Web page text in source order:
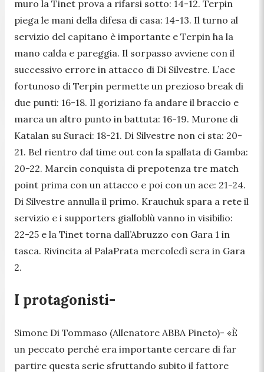
muro la Tinet prova a rifarsi sotto: 14-12. Terpin
piega le mani della difesa di casa: 14-13. Il turno al
servizio del capitano è importante e Terpin ha la
mano calda e pareggia. Il sorpasso avviene con il
successivo errore in attacco di Di Silvestre. L’ace
fortunoso di Terpin permette un prezioso break di
due punti: 16-18. Il goriziano fa andare il braccio e
marca un altro punto in battuta: 16-19. Murone di
Katalan su Suraci: 18-21. Di Silvestre non ci sta: 20-
21. Bel rientro dal time out con la spallata di Gamba:
20-22. Marcin conquista di prepotenza tre match
point prima con un attacco e poi con un ace: 21-24.
Di Silvestre annulla il primo. Krauchuk spara a rete il
servizio e i supporters gialloblù vanno in visibilio:
22-25 e la Tinet torna dall’Abruzzo con Gara 1 in
tasca. Rivincita al PalaPrata mercoledì sera in Gara
2.
I protagonisti-
Simone Di Tommaso (Allenatore ABBA Pineto)- «È
un peccato perché era importante cercare di far
partire questa serie sfruttando subito il fattore